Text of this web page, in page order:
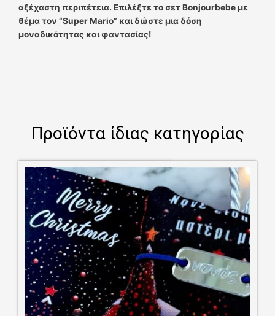
αξέχαστη περιπέτεια. Επιλέξτε το σετ Bonjourbebe με
θέμα τον “Super Mario” και δώστε μια δόση
μοναδικότητας και φαντασίας!
Προϊόντα ίδιας κατηγορίας